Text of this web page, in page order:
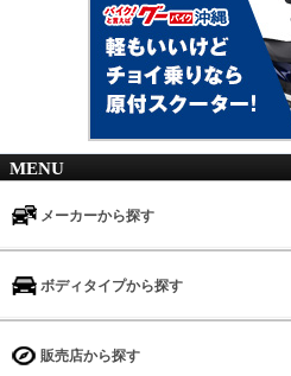
MENU
メーカーから探す
ボディタイプから探す
販売店から探す